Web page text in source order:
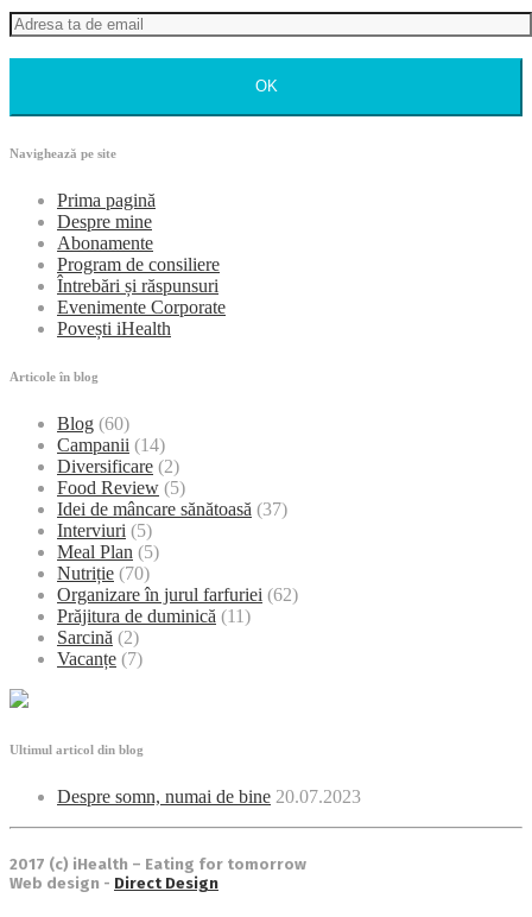
OK
Navighează pe site
Prima pagină
Despre mine
Abonamente
Program de consiliere
Întrebări și răspunsuri
Evenimente Corporate
Povești iHealth
Articole în blog
Blog (60)
Campanii (14)
Diversificare (2)
Food Review (5)
Idei de mâncare sănătoasă (37)
Interviuri (5)
Meal Plan (5)
Nutriție (70)
Organizare în jurul farfuriei (62)
Prăjitura de duminică (11)
Sarcină (2)
Vacanțe (7)
Ultimul articol din blog
Despre somn, numai de bine 20.07.2023
2017 (c) iHealth – Eating for tomorrow
Web design - Direct Design